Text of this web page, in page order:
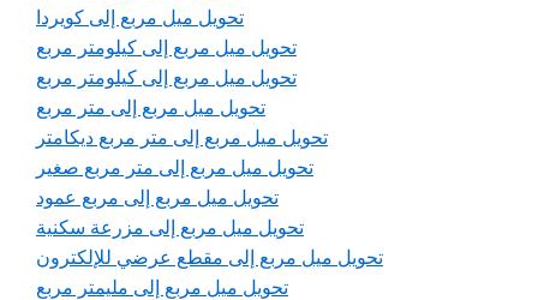
تحويل ميل مربع إلى كويردا
تحويل ميل مربع إلى كيلومتر مربع
تحويل ميل مربع إلى كيلومتر مربع
تحويل ميل مربع إلى متر مربع
تحويل ميل مربع إلى متر مربع ديكامتر
تحويل ميل مربع إلى متر مربع صغير
تحويل ميل مربع إلى مربع عمود
تحويل ميل مربع إلى مزرعة سكنية
تحويل ميل مربع إلى مقطع عرضي للإلكترون
تحويل ميل مربع إلى مليمتر مربع